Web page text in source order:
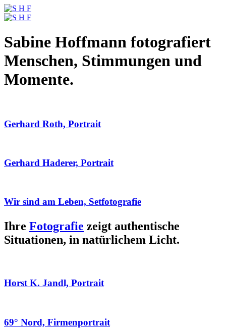
Sabine Hoffmann fotografiert
Menschen, Stimmungen und
Momente.
Gerhard Roth, Portrait
Gerhard Haderer, Portrait
Wir sind am Leben, Setfotografie
Ihre Fotografie zeigt authentische
Situationen, in natürlichem Licht.
Horst K. Jandl, Portrait
69° Nord, Firmenportrait